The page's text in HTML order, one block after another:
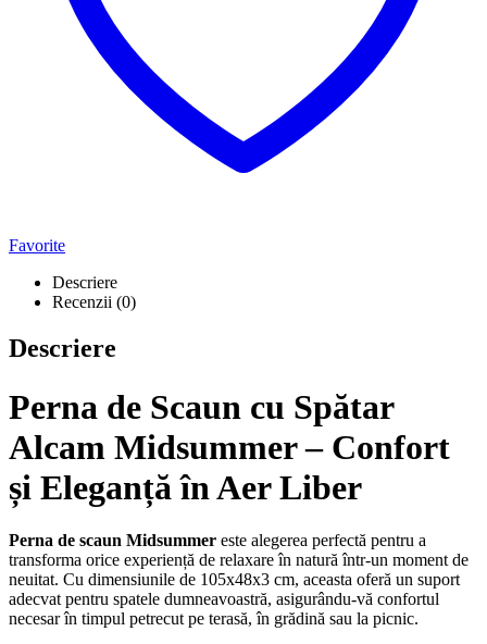
Favorite
Descriere
Recenzii (0)
Descriere
Perna de Scaun cu Spătar
Alcam Midsummer – Confort
și Eleganță în Aer Liber
Perna de scaun Midsummer este alegerea perfectă pentru a
transforma orice experiență de relaxare în natură într-un moment de
neuitat. Cu dimensiunile de 105x48x3 cm, aceasta oferă un suport
adecvat pentru spatele dumneavoastră, asigurându-vă confortul
necesar în timpul petrecut pe terasă, în grădină sau la picnic.